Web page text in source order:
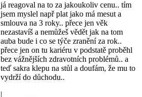
já reagoval na to za jakoukoliv cenu.. tím
jsem myslel např plat jako má mesut a
smlouva na 3 roky.. přece jen věk
nezastavíš a nemůžeš vědět jak na tom
auba bude i co se týče zranění za rok..
přece jen on tu kariéru v podstatě proběhl
bez vážnějších zdravotních problémů.. a
teď sakra klepu na stůl a doufám, že mu to
vydrží do důchodu..
|